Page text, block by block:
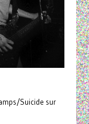
Suicide sur